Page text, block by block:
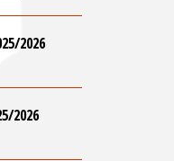
2026
2026